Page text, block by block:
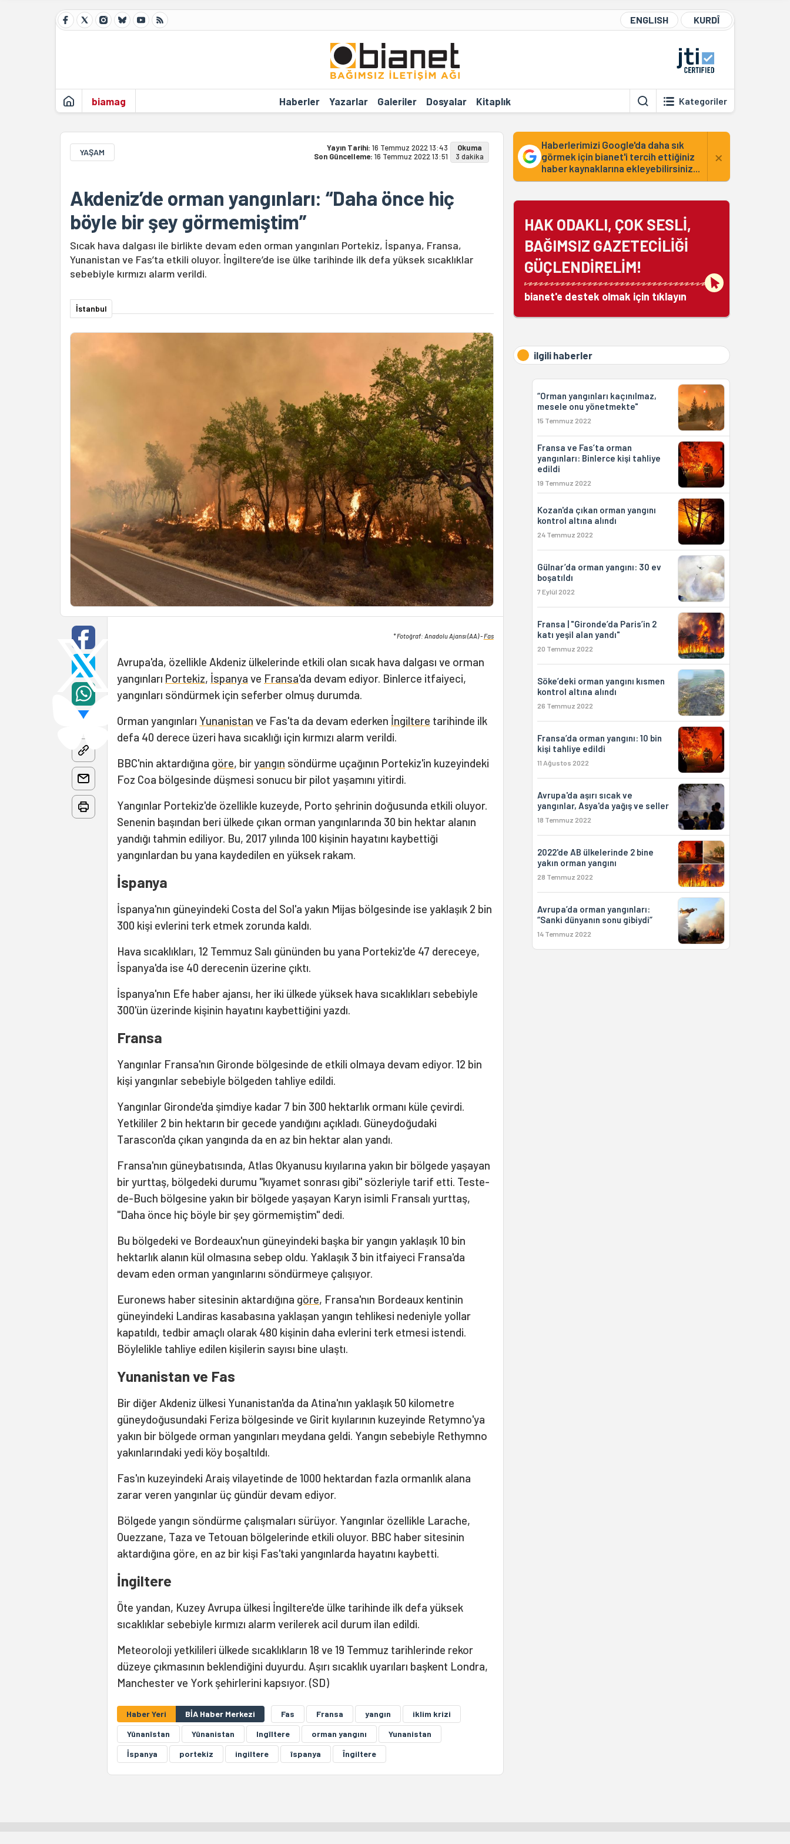
ENGLISH KURDÎ
biamag Haberler Yazarlar Galeriler Dosyalar Kitaplık Kategoriler
YAŞAM Yayın Tarihi: 16 Temmuz 2022 13:43
Son Güncelleme: 16 Temmuz 2022 13:51
Okuma
3 dakika
Akdeniz’de orman yangınları: “Daha önce hiç
böyle bir şey görmemiştim”
Sıcak hava dalgası ile birlikte devam eden orman yangınları Portekiz, İspanya, Fransa,
Yunanistan ve Fas’ta etkili oluyor. İngiltere’de ise ülke tarihinde ilk defa yüksek sıcaklıklar
sebebiyle kırmızı alarm verildi.
İstanbul
* Fotoğraf: Anadolu Ajansı (AA) -Fas
Avrupa'da, özellikle Akdeniz ülkelerinde etkili olan sıcak hava dalgası ve orman
yangınları Portekiz, İspanya ve Fransa'da devam ediyor. Binlerce itfaiyeci,
yangınları söndürmek için seferber olmuş durumda.
Orman yangınları Yunanistan ve Fas'ta da devam ederken İngiltere tarihinde ilk
defa 40 derece üzeri hava sıcaklığı için kırmızı alarm verildi.
BBC'nin aktardığına göre, biryangın söndürme uçağının Portekiz'in kuzeyindeki
Foz Coa bölgesinde düşmesi sonucu bir pilot yaşamını yitirdi.
Yangınlar Portekiz'de özellikle kuzeyde, Porto şehrinin doğusunda etkili oluyor.
Senenin başından beri ülkede çıkan orman yangınlarında 30 bin hektar alanın
yandığı tahmin ediliyor. Bu, 2017 yılında 100 kişinin hayatını kaybettiği
yangınlardan bu yana kaydedilen en yüksek rakam.
İspanya
İspanya'nın güneyindeki Costa del Sol'a yakın Mijas bölgesinde ise yaklaşık 2 bin
300 kişi evlerini terk etmek zorunda kaldı.
Hava sıcaklıkları, 12 Temmuz Salı gününden bu yana Portekiz'de 47 dereceye,
İspanya'da ise 40 derecenin üzerine çıktı.
İspanya'nın Efe haber ajansı, her iki ülkede yüksek hava sıcaklıkları sebebiyle
300'ün üzerinde kişinin hayatını kaybettiğini yazdı.
Fransa
Yangınlar Fransa'nın Gironde bölgesinde de etkili olmaya devam ediyor. 12 bin
kişi yangınlar sebebiyle bölgeden tahliye edildi.
Yangınlar Gironde'da şimdiye kadar 7 bin 300 hektarlık ormanı küle çevirdi.
Yetkililer 2 bin hektarın bir gecede yandığını açıkladı. Güneydoğudaki
Tarascon'da çıkan yangında da en az bin hektar alan yandı.
Fransa'nın güneybatısında, Atlas Okyanusu kıyılarına yakın bir bölgede yaşayan
bir yurttaş, bölgedeki durumu "kıyamet sonrası gibi" sözleriyle tarif etti. Teste-
de-Buch bölgesine yakın bir bölgede yaşayan Karyn isimli Fransalı yurttaş,
"Daha önce hiç böyle bir şey görmemiştim" dedi.
Bu bölgedeki ve Bordeaux'nun güneyindeki başka bir yangın yaklaşık 10 bin
hektarlık alanın kül olmasına sebep oldu. Yaklaşık 3 bin itfaiyeci Fransa'da
devam eden orman yangınlarını söndürmeye çalışıyor.
Euronews haber sitesinin aktardığına göre, Fransa'nın Bordeaux kentinin
güneyindeki Landiras kasabasına yaklaşan yangın tehlikesi nedeniyle yollar
kapatıldı, tedbir amaçlı olarak 480 kişinin daha evlerini terk etmesi istendi.
Böylelikle tahliye edilen kişilerin sayısı bine ulaştı.
Yunanistan ve Fas
Bir diğer Akdeniz ülkesi Yunanistan'da da Atina'nın yaklaşık 50 kilometre
güneydoğusundaki Feriza bölgesinde ve Girit kıyılarının kuzeyinde Retymno'ya
yakın bir bölgede orman yangınları meydana geldi. Yangın sebebiyle Rethymno
yakınlarındaki yedi köy boşaltıldı.
Fas'ın kuzeyindeki Araiş vilayetinde de 1000 hektardan fazla ormanlık alana
zarar veren yangınlar üç gündür devam ediyor.
Bölgede yangın söndürme çalışmaları sürüyor. Yangınlar özellikle Larache,
Ouezzane, Taza ve Tetouan bölgelerinde etkili oluyor. BBC haber sitesinin
aktardığına göre, en az bir kişi Fas'taki yangınlarda hayatını kaybetti.
İngiltere
Öte yandan, Kuzey Avrupa ülkesi İngiltere'de ülke tarihinde ilk defa yüksek
sıcaklıklar sebebiyle kırmızı alarm verilerek acil durum ilan edildi.
Meteoroloji yetkilileri ülkede sıcaklıkların 18 ve 19 Temmuz tarihlerinde rekor
düzeye çıkmasının beklendiğini duyurdu. Aşırı sıcaklık uyarıları başkent Londra,
Manchester ve York şehirlerini kapsıyor. (SD)
Haber Yeri BİA Haber Merkezi Fas Fransa yangın
iklim krizi
Yûnanîstan
Yûnanistan Ingîltere orman yangını
Yunanistan
İspanya
portekiz ingiltere îspanya Îngiltere
Haberlerimizi Google'da daha sık
görmek için bianet'i tercih ettiğiniz
haber kaynaklarına ekleyebilirsiniz...
×
HAK ODAKLI, ÇOK SESLİ,
BAĞIMSIZ GAZETECİLİĞİ
GÜÇLENDİRELİM!
bianet'e destek olmak için tıklayın
ilgili haberler
“Orman yangınları kaçınılmaz,
mesele onu yönetmekte"
15 Temmuz 2022
Fransa ve Fas’ta orman
yangınları: Binlerce kişi tahliye
edildi
19 Temmuz 2022
Kozan'da çıkan orman yangını
kontrol altına alındı
24 Temmuz 2022
Gülnar’da orman yangını: 30 ev
boşatıldı
7 Eylül 2022
Fransa | "Gironde’da Paris’in 2
katı yeşil alan yandı"
20 Temmuz 2022
Söke’deki orman yangını kısmen
kontrol altına alındı
26 Temmuz 2022
Fransa’da orman yangını: 10 bin
kişi tahliye edildi
11 Ağustos 2022
Avrupa'da aşırı sıcak ve
yangınlar, Asya'da yağış ve seller
18 Temmuz 2022
2022'de AB ülkelerinde 2 bine
yakın orman yangını
28 Temmuz 2022
Avrupa’da orman yangınları:
“Sanki dünyanın sonu gibiydi”
14 Temmuz 2022